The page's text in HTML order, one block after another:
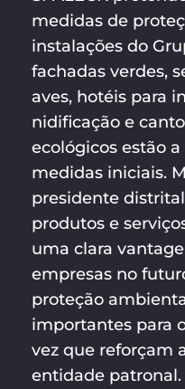
medidas de
instalações do
fachadas verdes,
aves, hotéis para
nidificação e
ecológicos estão
medidas iniciais.
presidente distrital
produtos e
uma clara
empresas no
proteção
importantes para
vez que reforçam
entidade